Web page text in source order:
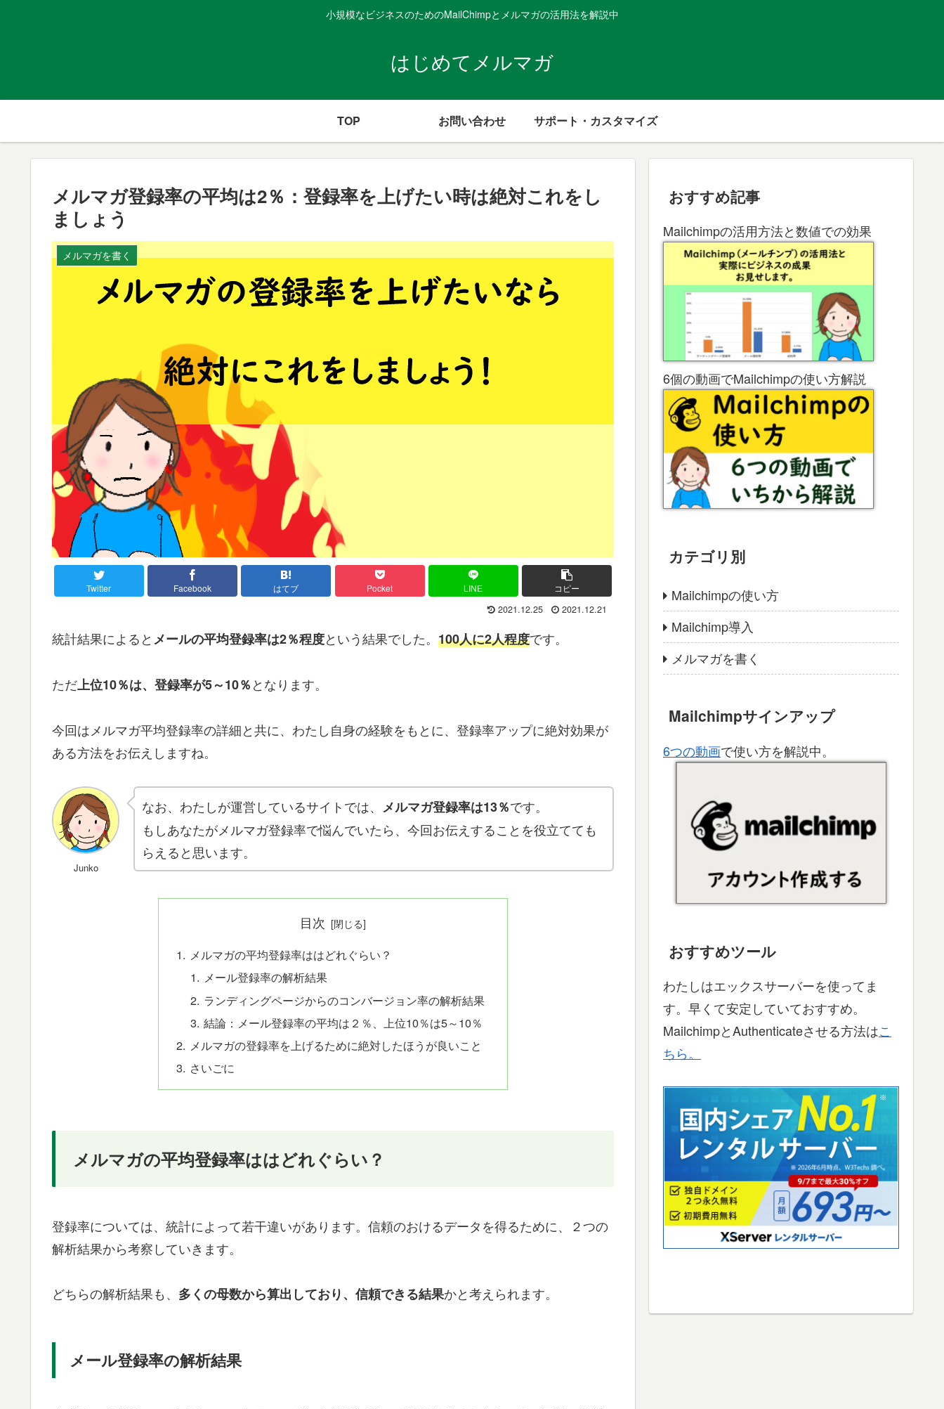
小規模なビジネスのためのMailChimpとメルマガの活用法を解説中
はじめてメルマガ
TOP お問い合わせ サポート・カスタマイズ
メルマガ登録率の平均は2％：登録率を上げたい時は絶対これをし
ましょう
メルマガを書く
Twitter Facebook はてブ Pocket LINE コピー
2021.12.25 2021.12.21
統計結果によるとメールの平均登録率は2％程度という結果でした。 100人に2人程度です。
ただ上位10％は、登録率が5～10％となります。
今回はメルマガ平均登録率の詳細と共に、わたし自身の経験をもとに、登録率アップに絶対効果が
ある方法をお伝えしますね。
Junko
なお、わたしが運営しているサイトでは、 メルマガ登録率は13％です。
もしあなたがメルマガ登録率で悩んでいたら、今回お伝えすることを役立てても
らえると思います。
目次
メルマガの平均登録率ははどれぐらい？
メール登録率の解析結果
ランディングページからのコンバージョン率の解析結果
結論：メール登録率の平均は２％、上位10％は5～10％
メルマガの登録率を上げるために絶対したほうが良いこと
さいごに
メルマガの平均登録率ははどれぐらい？
登録率については、統計によって若干違いがあります。信頼のおけるデータを得るために、２つの
解析結果から考察していきます。
どちらの解析結果も、 多くの母数から算出しており、信頼できる結果かと考えられます。
メール登録率の解析結果
おすすめ記事
Mailchimpの活用方法と数値での効果
6個の動画でMailchimpの使い方解説
カテゴリ別
Mailchimpの使い方
Mailchimp導入
メルマガを書く
Mailchimpサインアップ
6つの動画で使い方を解説中。
おすすめツール
わたしはエックスサーバーを使ってま
す。早くて安定していておすすめ。
MailchimpとAuthenticateさせる方法はこ
ちら。